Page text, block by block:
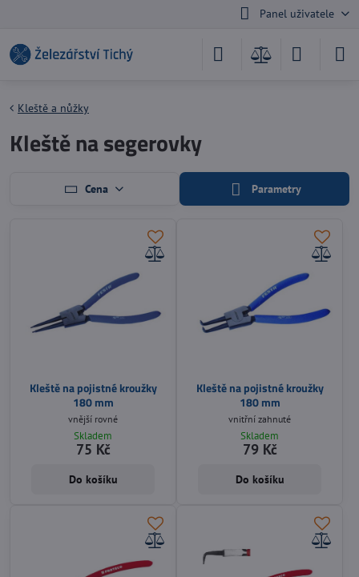
Panel uživatele
Kleště a nůžky
Kleště na segerovky
Cena Parametry
Kleště na pojistné kroužky
180 mm
vnější rovné
Skladem
75 Kč
Do košíku
Kleště na pojistné kroužky
180 mm
vnitřní zahnuté
Skladem
79 Kč
Do košíku